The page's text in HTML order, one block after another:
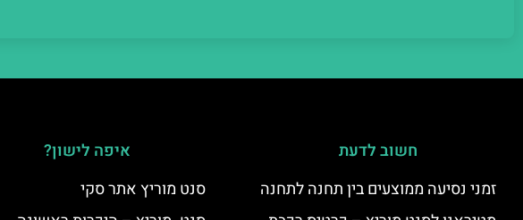
חשוב לדעת
זמני נסיעה ממוצעים בין תחנה לתחנה
איפה לישון?
סנט מוריץ אתר סקי